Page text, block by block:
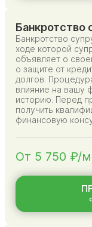
Банкротство
Банкротство
ходе которой
объявляет о
о защите от
долгов.
влияние на вашу
историю. Перед
получить
финансовую
От 5 750 ₽/